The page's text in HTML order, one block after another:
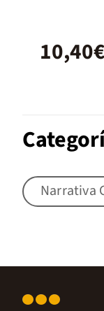
10,40€
Narrativa